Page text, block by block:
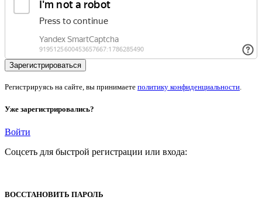
Регистрируясь на сайте, вы принимаете политику конфиденциальности
Уже зарегистрировались?
Войти
Соцсеть для быстрой регистрации или входа:
ВОССТАНОВИТЬ ПАРОЛЬ